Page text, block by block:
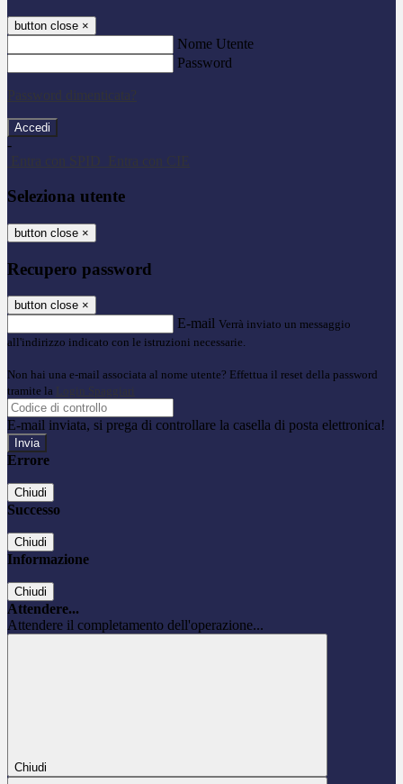
button close ×
Nome Utente
Password
Password dimenticata?
-
Entra con SPID
Entra con CIE
Seleziona utente
button close ×
Recupero password
button close ×
E-mail Verrà inviato un messaggio
all'indirizzo indicato con le istruzioni necessarie.
Non hai una e-mail associata al nome utente? Effettua il reset della password
tramite la Login Spaggiari
E-mail inviata, si prega di controllare la casella di posta elettronica!
Errore
Chiudi
Successo
Chiudi
Informazione
Chiudi
Attendere...
Attendere il completamento dell'operazione...
Chiudi